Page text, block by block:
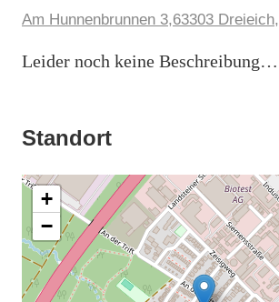
Am Hunnenbrunnen 3,63303 Dreieich,
Leider noch keine Beschreibung…
Standort
+
−